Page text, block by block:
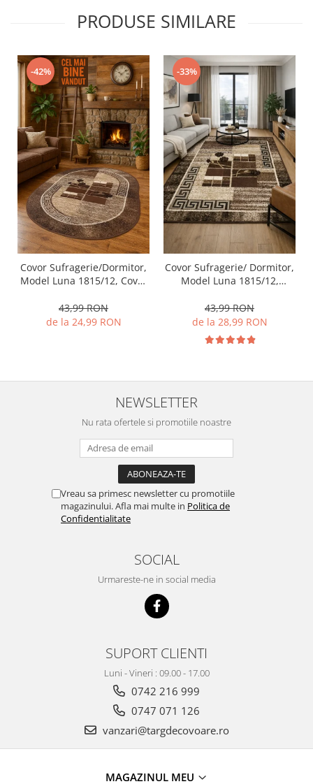
PRODUSE SIMILARE
-42%
Covor Sufragerie/Dormitor,
Model Luna 1815/12, Covor
43,99 RON
de la 24,99 RON
-33%
Covor Sufragerie/ Dormitor,
Model Luna 1815/12,
43,99 RON
de la 28,99 RON
NEWSLETTER
Nu rata ofertele si promotiile noastre
Vreau sa primesc newsletter cu promotiile
magazinului. Afla mai multe in Politica de
Confidentialitate
SOCIAL
Urmareste-ne in social media
SUPORT CLIENTI
Luni - Vineri : 09.00 - 17.00
0742 216 999
0747 071 126
vanzari@targdecovoare.ro
MAGAZINUL MEU